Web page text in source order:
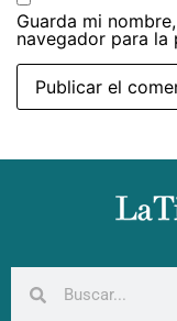
Guarda mi
navegador para la